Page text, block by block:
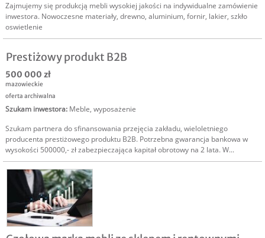
Zajmujemy się produkcją mebli wysokiej jakości na indywidualne zamówienie
inwestora. Nowoczesne materiały, drewno, aluminium, fornir, lakier, szkło
oswietlenie
Prestiżowy produkt B2B
500 000 zł
mazowieckie
oferta archiwalna
Szukam inwestora: Meble, wyposażenie
Szukam partnera do sfinansowania przejęcia zakładu, wieloletniego
producenta prestiżowego produktu B2B. Potrzebna gwarancja bankowa w
wysokości 500000,- zł zabezpieczająca kapitał obrotowy na 2 lata. W...